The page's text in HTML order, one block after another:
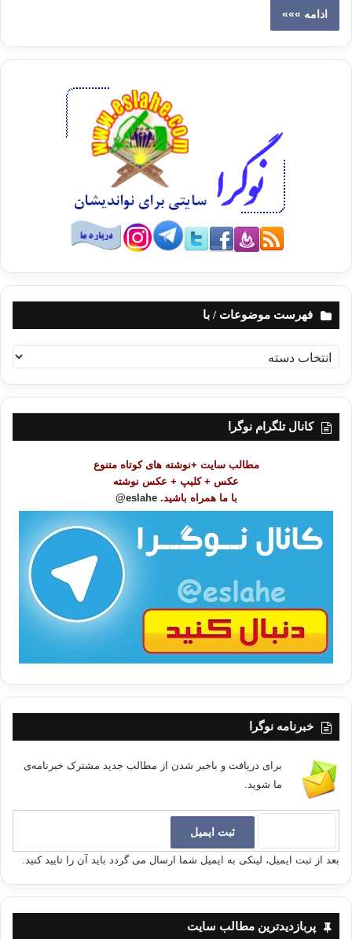
ادامه »»»
فهرست موضوعات / با
ه
ر
کانال تلگرام نوگرا
مطالب سایت +نوشته های کوتاه متنوع
عکس + کلیپ + عکس نوشته
با ما همراه باشید. eslahe@
خبرنامه نوگرا
برای دریافت و باخبر شدن از مطالب جدید مشترک خبرنامه‌ی
ما شوید.
بعد از ثبت ایمیل، لینکی به ایمیل شما ارسال می گردد باید آن را تایید کنید.
پربازدیدترین مطالب سایت